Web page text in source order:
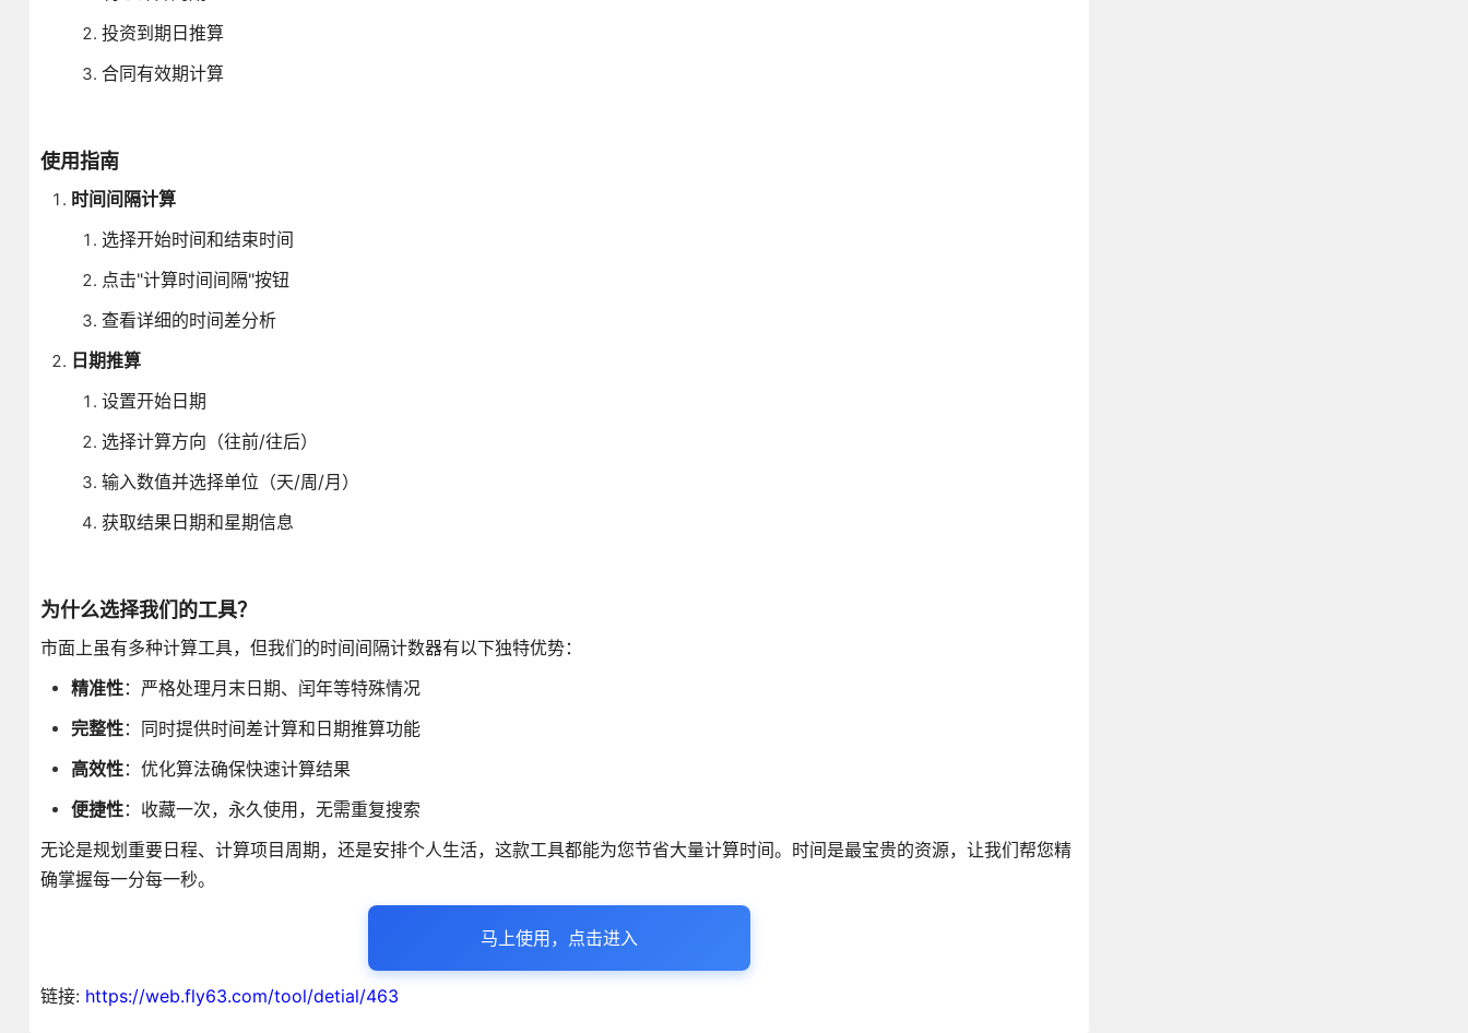
投资到期日推算
合同有效期计算
使用指南
时间间隔计算
选择开始时间和结束时间
点击"计算时间间隔"按钮
查看详细的时间差分析
日期推算
设置开始日期
选择计算方向（往前/往后）
输入数值并选择单位（天/周/月）
获取结果日期和星期信息
为什么选择我们的工具？
市面上虽有多种计算工具，但我们的时间间隔计数器有以下独特优势：
精准性：严格处理月末日期、闰年等特殊情况
完整性：同时提供时间差计算和日期推算功能
高效性：优化算法确保快速计算结果
便捷性：收藏一次，永久使用，无需重复搜索
无论是规划重要日程、计算项目周期，还是安排个人生活，这款工具都能为您节省大量计算时间。时间是最宝贵的资源，让我们帮您精
确掌握每一分每一秒。
马上使用，点击进入
链接: https://web.fly63.com/tool/detial/463